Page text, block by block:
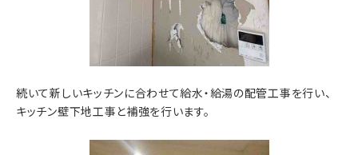
続いて新しいキッチンに合わせて給水・給湯の配管工事を行い、
キッチン壁下地工事と補強を行います。